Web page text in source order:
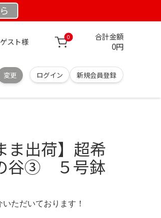
ゲスト様 0 合計金額
0円
変更 ログイン 新規会員登録
ま出荷】超希
谷③ ５号鉢
ただいております！